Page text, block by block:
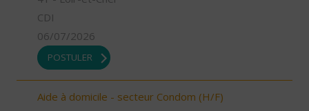
CDI
06/07/2026
POSTULER
Aide à domicile - secteur Condom (H/F)